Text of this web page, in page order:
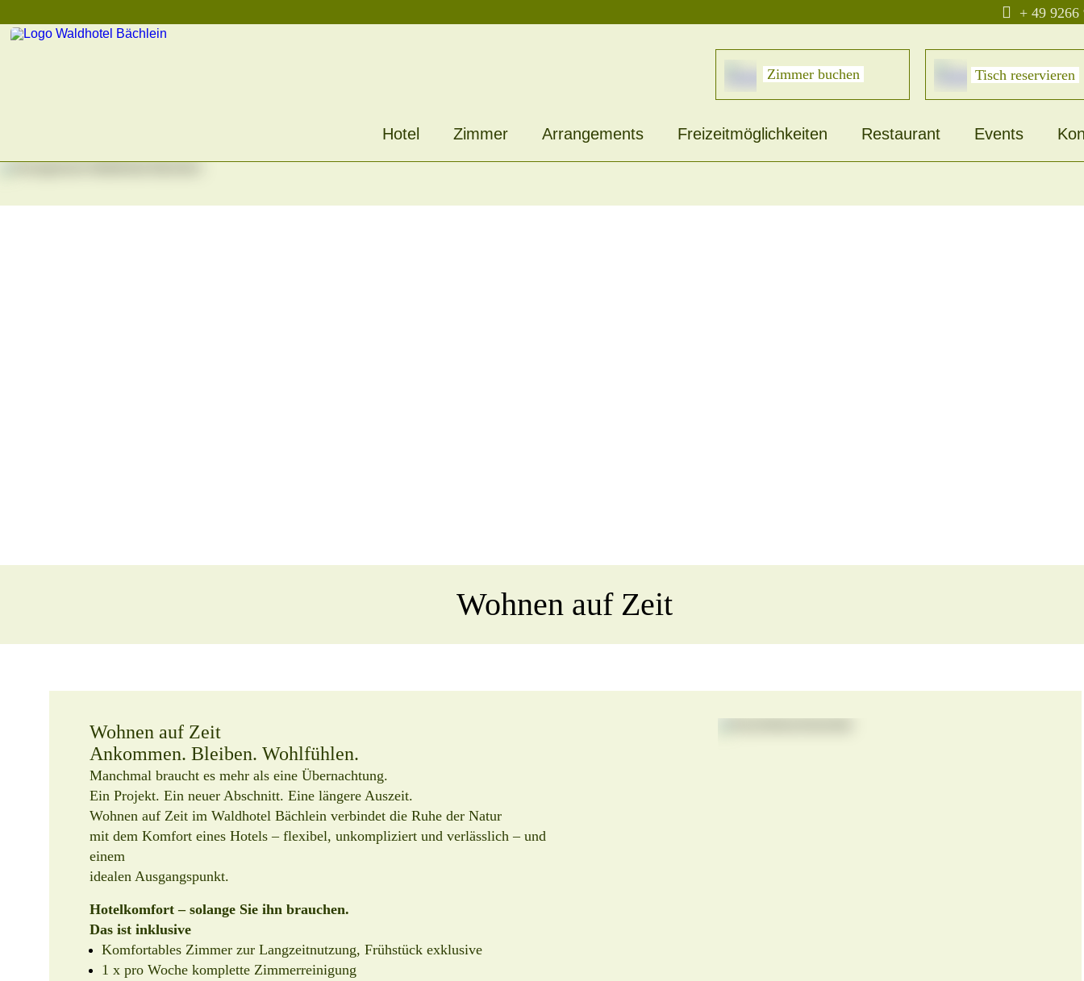
 + 49 9266
Hotel Zimmer Arrangements Freizeitmöglichkeiten Restaurant Events
Zimmer buchen Tisch reservieren
Wohnen auf Zeit
Wohnen auf Zeit
Ankommen. Bleiben. Wohlfühlen.
Manchmal braucht es mehr als eine Übernachtung.
Ein Projekt. Ein neuer Abschnitt. Eine längere Auszeit.
Wohnen auf Zeit im Waldhotel Bächlein verbindet die Ruhe der Natur
mit dem Komfort eines Hotels – flexibel, unkompliziert und verlässlich – und
einem
idealen Ausgangspunkt.
Hotelkomfort – solange Sie ihn brauchen.
Das ist inklusive
Komfortables Zimmer zur Langzeitnutzung, Frühstück exklusive
1 x pro Woche komplette Zimmerreinigung